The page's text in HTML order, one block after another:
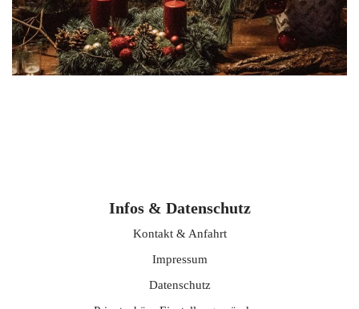
Infos & Datenschutz
Kontakt & Anfahrt
Impressum
Datenschutz